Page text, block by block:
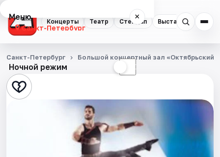
Концерты Театр Стендап Выставки
Меню ×
Санкт-Петербург
Концерты
Театр
Стендап
Ночной режим ☾
Санкт-Петербург Большой концертный зал «Октябрьский»